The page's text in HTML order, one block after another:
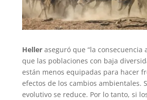
Helleraseguró que “la consecuencia
que las poblaciones con baja
están menos equipadas para hacer
efectos de los cambios ambientales.
evolutivo se reduce. Por lo tanto, si